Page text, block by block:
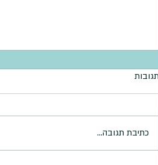
תגובות
כתיבת תגובה...